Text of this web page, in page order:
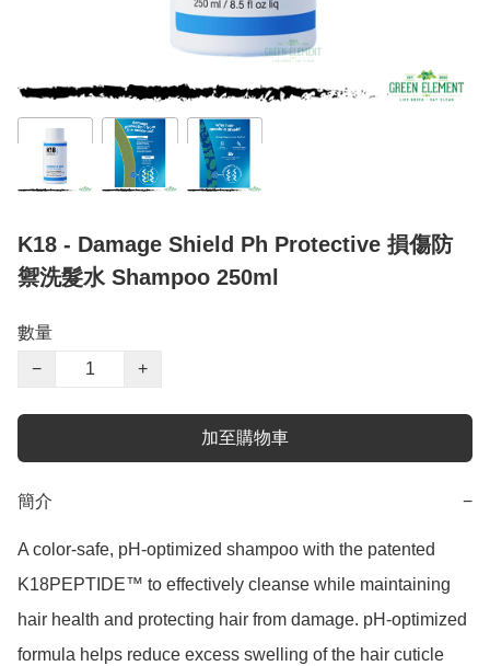
K18 - Damage Shield Ph Protective 損傷防
禦洗髮水 Shampoo 250ml
數量
−
+
加至購物車
簡介 −
A color-safe, pH-optimized shampoo with the patented
K18PEPTIDE™ to effectively cleanse while maintaining
hair health and protecting hair from damage. pH-optimized
formula helps reduce excess swelling of the hair cuticle